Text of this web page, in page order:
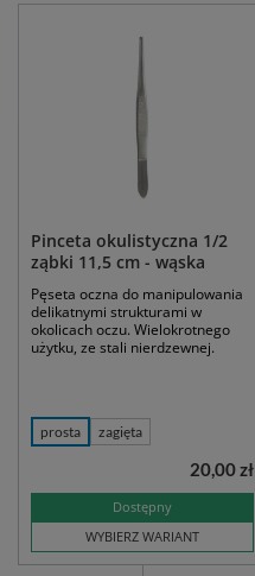
Pinceta okulistyczna 1/2
ząbki 11,5 cm - wąska
Pęseta oczna do manipulowania
delikatnymi strukturami w
okolicach oczu. Wielokrotnego
użytku, ze stali nierdzewnej.
prosta zagięta
Dostępny
WYBIERZ WARIANT
20,00 zł